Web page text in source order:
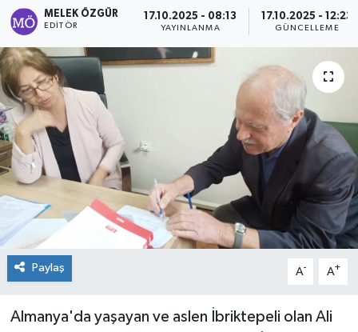
MELEK ÖZGÜR
EDITÖR
17.10.2025 - 08:13
YAYINLANMA
17.10.2025 - 12:23
GÜNCELLEME
Paylaş A- A+
Almanya'da yaşayan ve aslen İbriktepeli olan Ali
Tarih - Kültür - Sanat - Turizm
Yaşam